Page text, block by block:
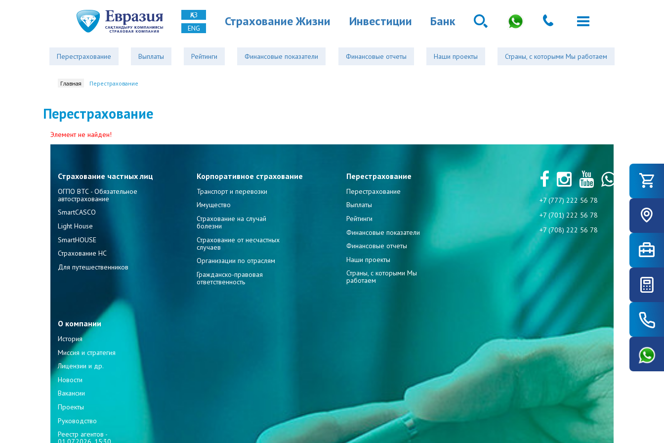
ҚАЗ
ENG
Страхование Жизни Инвестиции Банк
Перестрахование Выплаты Рейтинги Финансовые показатели Финансовые отчеты Наши проекты Страны, с которыми Мы работаем
Главная Перестрахование
Перестрахование
Элемент не найден!
Страхование частных лиц
ОГПО ВТС - Обязательное
автострахование
SmartCASCO
Light House
SmartHOUSE
Страхование НС
Для путешественников
Корпоративное страхование
Транспорт и перевозки
Имущество
Страхование на случай
болезни
Страхование от несчастных
случаев
Организации по отраслям
Гражданско-правовая
ответственность
Перестрахование
Перестрахование
Выплаты
Рейтинги
Финансовые показатели
Финансовые отчеты
Наши проекты
Страны, с которыми Мы
работаем
О компании
История
Миссия и стратегия
Лицензии и др.
Новости
Вакансии
Проекты
Руководство
Реестр агентов -
+7 (777) 222 56 78
+7 (701) 222 56 78
+7 (708) 222 56 78